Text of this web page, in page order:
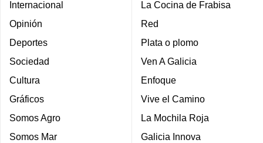
Internacional
Opinión
Deportes
Sociedad
Cultura
Gráficos
Somos Agro
Somos Mar
La Cocina de Frabisa
Red
Plata o plomo
Ven A Galicia
Enfoque
Vive el Camino
La Mochila Roja
Galicia Innova